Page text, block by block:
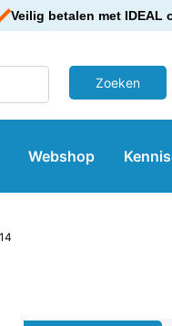
Veilig betalen met IDEAL
Webshop